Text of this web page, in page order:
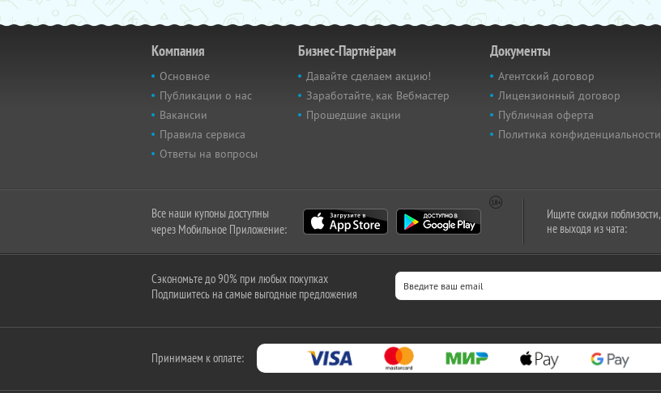
Компания
Основное
Публикации о нас
Вакансии
Правила сервиса
Ответы на вопросы
Бизнес-Партнёрам
Давайте сделаем акцию!
Заработайте, как Вебмастер
Прошедшие акции
Документы
Агентский договор
Лицензионный договор
Публичная оферта
Политика конфиденциальности
Все наши купоны доступны
через Мобильное Приложение:
Ищите скидки поблизости,
не выходя из чата:
Сэкономьте до 90% при любых покупках
Подпишитесь на самые выгодные предложения
Принимаем к оплате: